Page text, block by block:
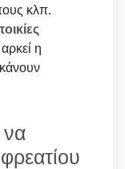
κλπ.
η